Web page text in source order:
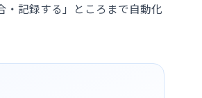
・記録する」ところまで自動化